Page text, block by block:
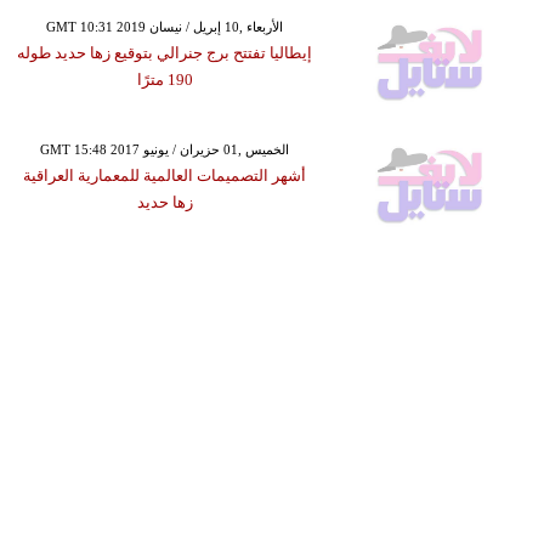
GMT 10:31 2019 الأربعاء ,10 إبريل / نيسان
إيطاليا تفتتح برج جنرالي بتوقيع زها حديد طوله
190 مترًا
GMT 15:48 2017 الخميس ,01 حزيران / يونيو
أشهر التصميمات العالمية للمعمارية العراقية
زها حديد